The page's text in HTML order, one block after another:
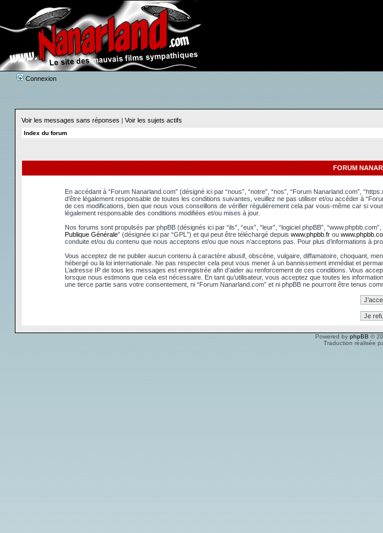
Connexion
Voir les messages sans réponses | Voir les sujets actifs
Index du forum
FORUM
En accédant à “Forum Nanarland.com” (désigné ici par “nous”, “notre”, “nos”, “Forum Nanarland.com”,
d’être légalement responsable de toutes les conditions suivantes, veuillez ne pas utiliser et/ou accéder à
de ces modifications, bien que nous vous conseillons de vérifier régulièrement cela par vous-même car si
légalement responsable des conditions modifiées et/ou mises à jour.
Nos forums sont propulsés par phpBB (désignés ici par “ils”, “eux”, “leur”, “logiciel phpBB”,
Publique Générale” (désignée ici par “GPL”) et qui peut être téléchargé depuis www.phpbb.frou
conduite et/ou du contenu que nous acceptons et/ou que nous n’acceptons pas. Pour plus d’informations à
Vous acceptez de ne publier aucun contenu à caractère abusif, obscène, vulgaire, diffamatoire, choquant,
hébergé ou la loi internationale. Ne pas respecter cela peut vous mener à un bannissement immédiat et
L’adresse IP de tous les messages est enregistrée afin d’aider au renforcement de ces conditions. Vous
lorsque nous estimons que cela est nécessaire. En tant qu’utilisateur, vous acceptez que toutes les
une tierce partie sans votre consentement, ni “Forum Nanarland.com” et ni phpBB ne pourront être tenus
Powered byphpBB©
Traduction réalisée